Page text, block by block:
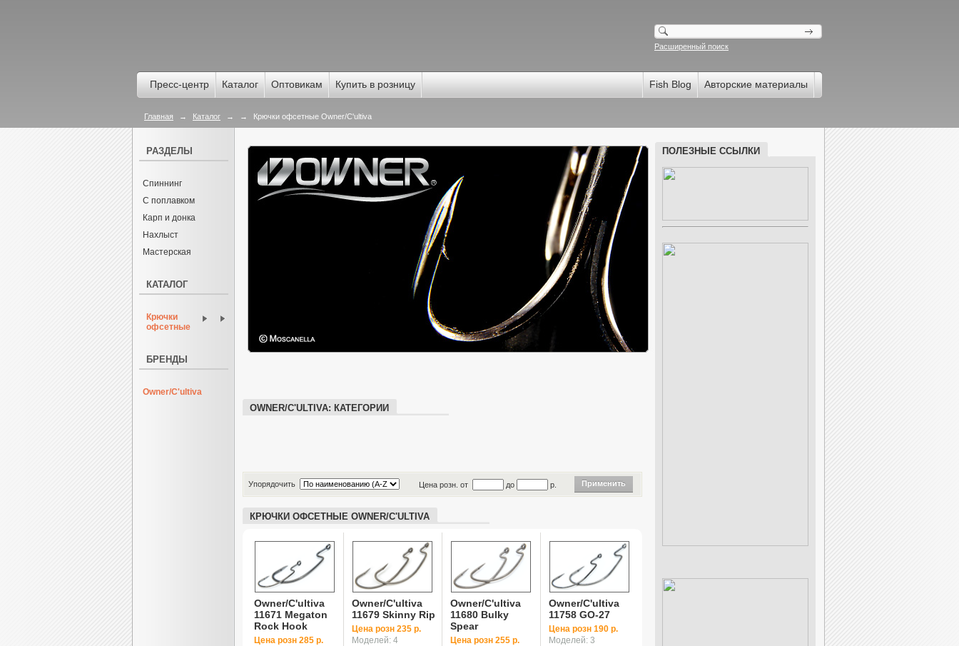
Расширенный поиск
Пресс-центр Каталог Оптовикам Купить в розницу Fish Blog Авторские материалы
Главная → Каталог → → Крючки офсетные Owner/C'ultiva
РАЗДЕЛЫ
Спиннинг
С поплавком
Карп и донка
Нахлыст
Мастерская
КАТАЛОГ
Крючки
офсетные
БРЕНДЫ
Owner/C'ultiva
OWNER/C'ULTIVA: КАТЕГОРИИ
Упорядочить Цена розн. от до р.
КРЮЧКИ ОФСЕТНЫЕ OWNER/C'ULTIVA
Owner/C'ultiva
11671 Megaton
Rock Hook
Цена розн 285 р.
Owner/C'ultiva
11679 Skinny Rip
Цена розн 235 р.
Моделей: 4
Owner/C'ultiva
11680 Bulky
Spear
Цена розн 255 р.
Owner/C'ultiva
11758 GO-27
Цена розн 190 р.
Моделей: 3
ПОЛЕЗНЫЕ ССЫЛКИ